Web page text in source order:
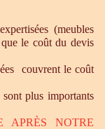
(meubles
le coût du devis
couvrent le coût
plus importants
APRÈS NOTRE